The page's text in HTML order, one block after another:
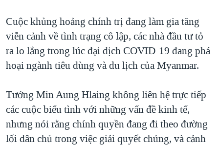
Cuộc khủng hoảng chính trị đang làm gia tăng
viễn cảnh về tình trạng cô lập, các nhà đầu tư tỏ
ra lo lắng trong lúc đại dịch COVID-19 đang phá
hoại ngành tiêu dùng và du lịch của Myanmar.
Tướng Min Aung Hlaing không liên hệ trực tiếp
các cuộc biểu tình với những vấn đề kinh tế,
nhưng nói rằng chính quyền đang đi theo đường
lối dân chủ trong việc giải quyết chúng, và cảnh